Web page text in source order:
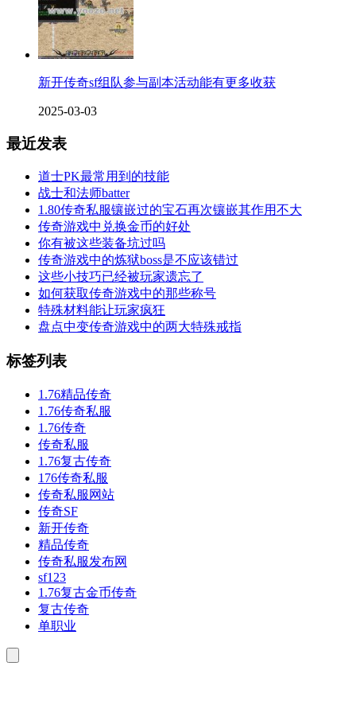
新开传奇sf组队参与副本活动能有更多收获
2025-03-03
最近发表
道士PK最常用到的技能
战士和法师batter
1.80传奇私服镶嵌过的宝石再次镶嵌其作用不大
传奇游戏中兑换金币的好处
你有被这些装备坑过吗
传奇游戏中的炼狱boss是不应该错过
这些小技巧已经被玩家遗忘了
如何获取传奇游戏中的那些称号
特殊材料能让玩家疯狂
盘点中变传奇游戏中的两大特殊戒指
标签列表
1.76精品传奇
1.76传奇私服
1.76传奇
传奇私服
1.76复古传奇
176传奇私服
传奇私服网站
传奇SF
新开传奇
精品传奇
传奇私服发布网
sf123
1.76复古金币传奇
复古传奇
单职业